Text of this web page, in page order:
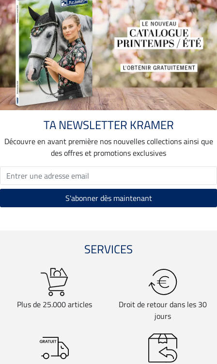
TA NEWSLETTER KRAMER
Découvre en avant première nos nouvelles collections ainsi que
des offres et promotions exclusives
SERVICES
Plus de 25.000 articles
Droit de retour dans les 30
jours